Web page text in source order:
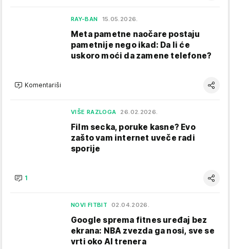
RAY-BAN 15.05.2026.
Meta pametne naočare postaju
pametnije nego ikad: Da li će
uskoro moći da zamene telefone?
Komentariši
VIŠE RAZLOGA 26.02.2026.
Film secka, poruke kasne? Evo
zašto vam internet uveče radi
sporije
1
NOVI FITBIT 02.04.2026.
Google sprema fitnes uređaj bez
ekrana: NBA zvezda ga nosi, sve se
vrti oko AI trenera